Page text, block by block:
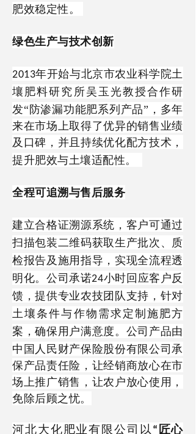
肥效稳定性。
绿色生产与技术创新
2013年开始与北京市农业科学院土
壤肥料研究所吴玉光教授合作研
发“防渗漏功能肥系列产品”，多年
来在市场上取得了优异的销售业绩
及口碑 ， 并且持续优化配方技术，
提升肥效与土壤适配性。
全程可追溯与售后服务
建立合格证溯源系统，客户可通过
扫描包装二维码获取生产批次、质
检报告及施用指导，实现全流程透
明化。 公司承诺24小时 回 应客户反
馈，提供专业农技团队支持，针对
土壤条件与作物需求定制施肥方
案，确保用户满意度。 公司产品由
中国人民财产保险股份有限公司承
保产品责任险，让经销商放心在市
场上推广销售，让农户放心使用，
免除后顾之忧。
河北大化肥业有限公司以 “ 匠心